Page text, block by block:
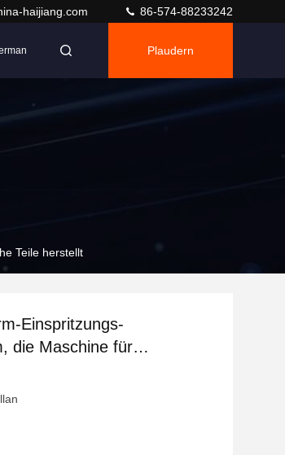
haijiang.com 86-574-88233242
Plaudern
Teile herstellt
Einspritzungs-
die Maschine für